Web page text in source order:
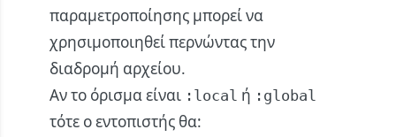
παραμετροποίησης μπορεί να
χρησιμοποιηθεί περνώντας την
διαδρομή αρχείου.
Αν το όρισμα είναι :local ή :global
τότε ο εντοπιστής θα: